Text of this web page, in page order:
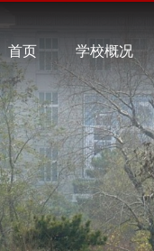
首页 学校概况